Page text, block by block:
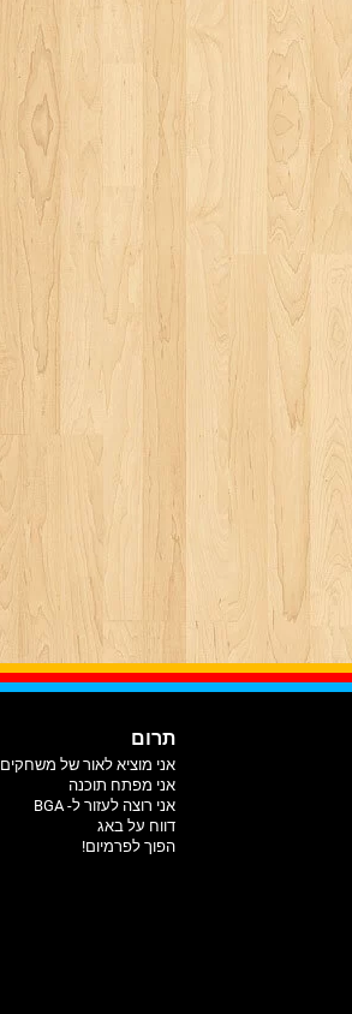
תרום
אני מוציא לאור של משחקים
אני מפתח תוכנה
אני רוצה לעזור ל- BGA
דווח על באג
הפוך לפרמיום!